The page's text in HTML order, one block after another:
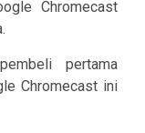
Chromecast
pertama
Chromecast ini